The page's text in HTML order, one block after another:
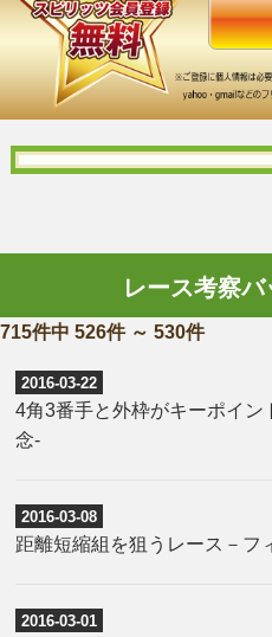
レース考察
715件中 526件 ～ 530件
2016-03-22
​4角3番手と外枠がキーポイン
念-
2016-03-08
距離短縮組を狙うレース－フ
2016-03-01